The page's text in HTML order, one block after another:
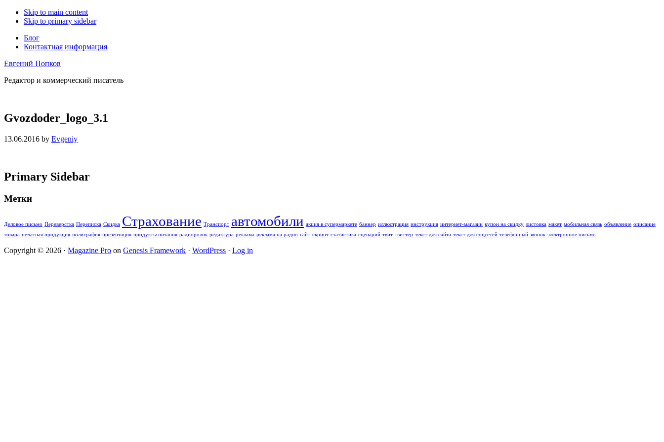
Skip to main content
Skip to primary sidebar
Блог
Контактная информация
Евгений Попков
Редактор и коммерческий писатель
Gvozdoder_logo_3.1
13.06.2016 by Evgeniy
Primary Sidebar
Метки
Деловое письмо Переверстка Переписка Скидка Страхование Транспорт автомобили акция в супермаркете баннер иллюстрация инструкция интернет-магазин купон на скидку листовка макет мобильная связь объявление описание
товара печатная продукция полиграфия презентация продукты питания радиоролик редактура реклама реклама на радио сайт скрипт статистика сценарий твит твиттер текст для сайта текст для соцсетей телефонный звонок электронное письмо
Copyright © 2026 · Magazine Pro on Genesis Framework · WordPress · Log in